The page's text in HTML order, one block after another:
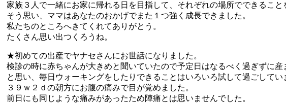
家族３人で一緒にお家に帰れる日を目指して、それぞれの場所でできること
そう思い、ママはあなたのおかげでまた１つ強く成長できました。
私たちのところへきてくれてありがとう。
たくさん思い出つくろうね。
★初めての出産でヤナセさんにお世話になりました。
検診の時に赤ちゃんが大きめと聞いていたので予定日はなるべく過ぎずに産
と思い、毎日ウォーキングをしたりできることはいろいろ試して過ごしてい
３９ｗ２ｄの朝方にお腹の痛みで目が覚めました。
前日にも同じような痛みがあったため陣痛とは思いませんでした。